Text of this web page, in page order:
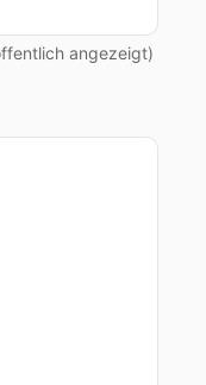
angezeigt)